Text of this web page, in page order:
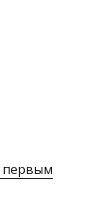
первым